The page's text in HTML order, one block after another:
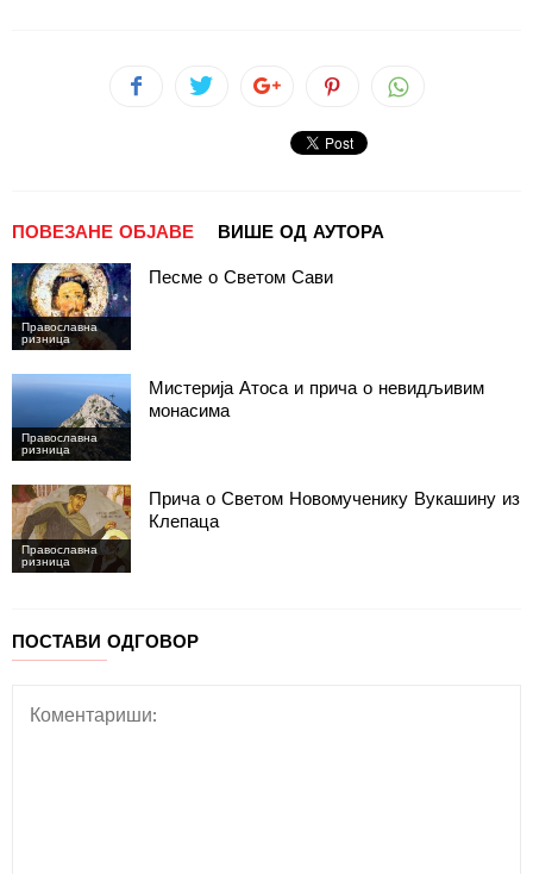
ПОВЕЗАНЕ ОБЈАВЕ ВИШЕ ОД АУТОРА
Православна
ризница
Песме о Светом Сави
Православна
ризница
Мистерија Атоса и прича о невидљивим
монасима
Православна
ризница
Прича о Светом Новомученику Вукашину из
Клепаца
ПОСТАВИ ОДГОВОР